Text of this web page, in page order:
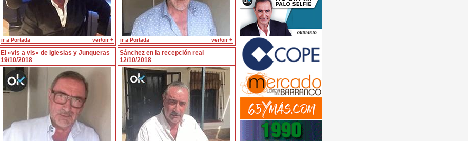
ir a Portada ver/oir + ir a Portada ver/oir +
El «vis a vis» de Iglesias y Junqueras
19/10/2018
Sánchez en la recepción real
12/10/2018